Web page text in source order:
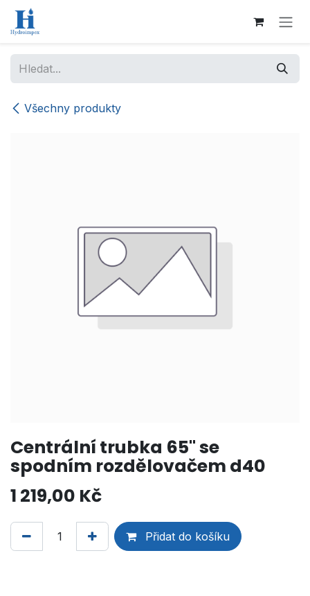
Přejít na obsah
Všechny produkty
Centrální trubka 65" se
spodním rozdělovačem d40
1 219,00 Kč
Přidat do košíku